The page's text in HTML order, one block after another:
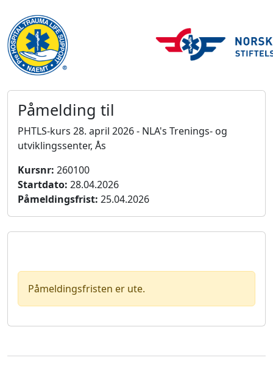
Påmelding til
PHTLS-kurs 28. april 2026 - NLA's Trenings- og
utviklingssenter, Ås
Kursnr: 260100
Startdato: 28.04.2026
Påmeldingsfrist: 25.04.2026
Påmeldingsfristen er ute.